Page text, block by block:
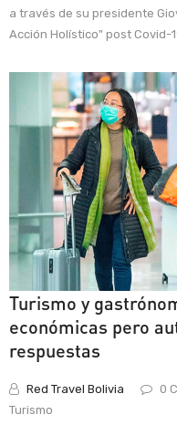
a través de su presidente
Acción Holístico" post Covid-
Turismo y
económicas pero
respuestas
Red Travel Bolivia 0
Turismo